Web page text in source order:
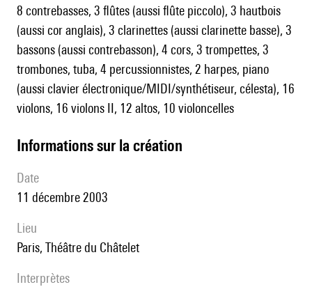
8 contrebasses, 3 flûtes (aussi flûte piccolo), 3 hautbois
(aussi cor anglais), 3 clarinettes (aussi clarinette basse), 3
bassons (aussi contrebasson), 4 cors, 3 trompettes, 3
trombones, tuba, 4 percussionnistes, 2 harpes, piano
(aussi clavier électronique/MIDI/synthétiseur, célesta), 16
violons, 16 violons II, 12 altos, 10 violoncelles
informations sur la création
date
11 décembre 2003
lieu
Paris, Théâtre du Châtelet
interprètes